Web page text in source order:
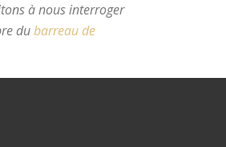
à nous interroger
dubarreau de